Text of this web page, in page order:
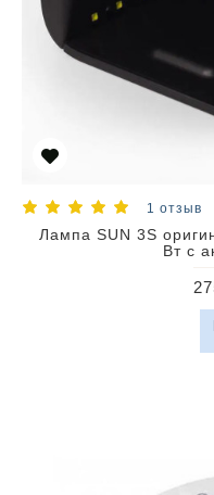
1 отзыв
Лампа SUN 3S
Вт с